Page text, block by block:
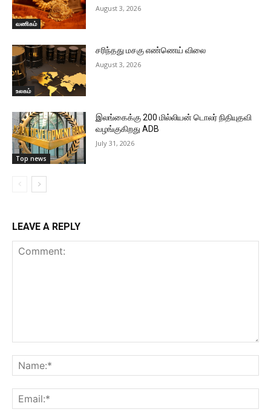
வணிகம்
August 3, 2026
உலகம்
சரிந்தது மசகு எண்ணெய் விலை
August 3, 2026
Top news
இலங்கைக்கு 200 மில்லியன் டொலர் நிதியுதவி
வழங்குகிறது ADB
July 31, 2026
LEAVE A REPLY